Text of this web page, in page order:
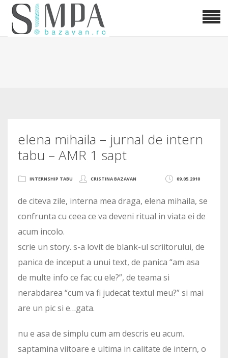
elena mihaila – jurnal de intern
tabu – AMR 1 sapt
09.05.2010
INTERNSHIP TABU CRISTINA BAZAVAN
de citeva zile, interna mea draga, elena mihaila, se
confrunta cu ceea ce va deveni ritual in viata ei de
acum incolo.
scrie un story. s-a lovit de blank-ul scriitorului, de
panica de inceput a unui text, de panica “am asa
de multe info ce fac cu ele?”, de teama si
nerabdarea “cum va fi judecat textul meu?” si mai
are un pic si e…gata.
nu e asa de simplu cum am descris eu acum.
saptamina viitoare e ultima in calitate de intern, o